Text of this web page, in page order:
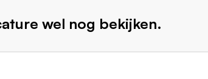
wel nog bekijken.